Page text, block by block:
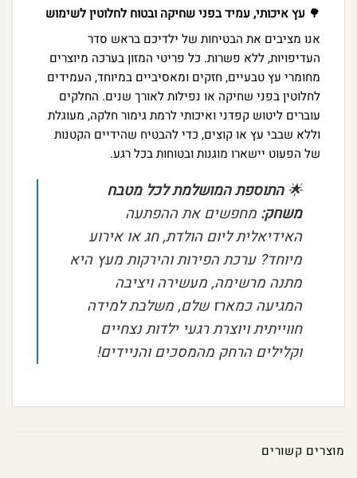
🌳 עץ איכותי, עמיד בפני שחיקה ובטוח לחלוטין לשימוש
אנו מציבים את הבטיחות של ילדיכם בראש סדר
העדיפויות, ללא פשרות. כל פריטי המזון בערכה מיוצרים
מחומרי עץ טבעיים, חזקים ומאסיביים במיוחד, העמידים
לחלוטין בפני שחיקה או נפילות לאורך שנים. החלקים
עוברים ליטוש קפדני ואיכותי לרמת גימור חלקה, מעוגלת
וללא שבבי עץ או קוצים, כדי להבטיח שהידיים הקטנות
של הפעוט יישארו מוגנות ובטוחות בכל רגע.
🌟התוספת המושלמת לכל מטבח
משחק: מחפשים את ההפתעה
האידיאלית ליום הולדת, חג או אירוע
מיוחד? ערכת הפירות והירקות מעץ היא
מתנה מרשימה, מעשירה ויציבה
המגיעה כמארז שלם, משלבת למידה
חווייתית ויוצרת רגעי ילדות נצחיים
וקלילים הרחק מהמסכים והניידים!
מוצרים קשורים